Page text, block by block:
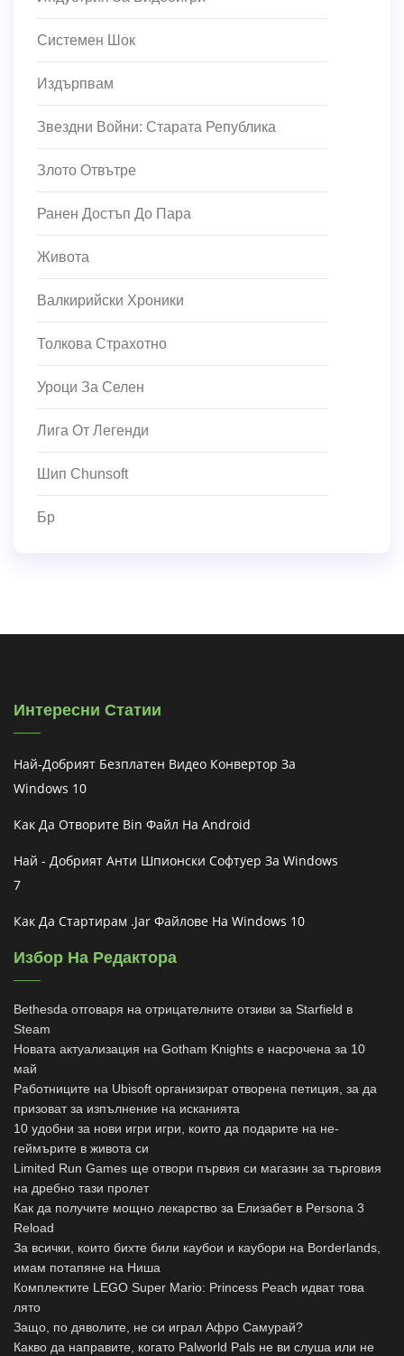
Системен Шок
Издърпвам
Звездни Войни: Старата Република
Злото Отвътре
Ранен Достъп До Пара
Живота
Валкирийски Хроники
Толкова Страхотно
Уроци За Селен
Лига От Легенди
Шип Chunsoft
Бр
Интересни Статии
Най-Добрият Безплатен Видео Конвертор За
Windows 10
Как Да Отворите Bin Файл На Android
Най - Добрият Анти Шпионски Софтуер За Windows
7
Как Да Стартирам .jar Файлове На Windows 10
Избор На Редактора
Bethesda отговаря на отрицателните отзиви за Starfield в
Steam
Новата актуализация на Gotham Knights е насрочена за 10
май
Работниците на Ubisoft организират отворена петиция, за да
призоват за изпълнение на исканията
10 удобни за нови игри игри, които да подарите на не-
геймърите в живота си
Limited Run Games ще отвори първия си магазин за търговия
на дребно тази пролет
Как да получите мощно лекарство за Елизабет в Persona 3
Reload
За всички, които бихте били каубои и каубори на Borderlands,
имам потапяне на Ниша
Комплектите LEGO Super Mario: Princess Peach идват това
лято
Защо, по дяволите, не си играл Афро Самурай?
Какво да направите, когато Palworld Pals не ви слуша или не